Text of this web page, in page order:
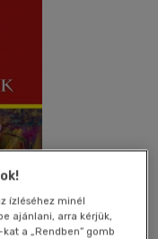
ízléséhez minél
ajánlani, arra kérjük,
a „Rendben” gomb